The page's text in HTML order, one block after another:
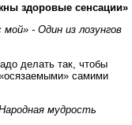
здоровые сенсации»
- Один из лозунгов
делать так, чтобы
самими
мудрость